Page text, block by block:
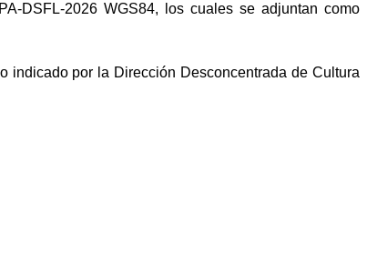
DSFL-2026 WGS84, los cuales se adjuntan como
indicado por la Dirección Desconcentrada de Cultura